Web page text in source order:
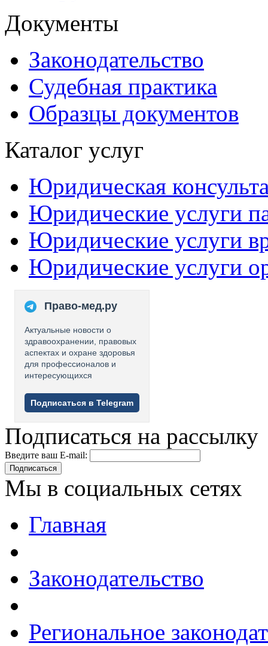
Документы
Законодательство
Судебная практика
Образцы документов
Каталог услуг
Юридическая
Юридические услуги
Юридические услуги
Юридические услуги
Право-мед.ру
Актуальные новости о
здравоохранении, правовых
аспектах и охране здоровья
для профессионалов и
интересующихся
Подписаться в Telegram
Подписаться на рассылку
Введите ваш E-mail:
Подписаться
Мы в социальных сетях
Главная
Законодательство
Региональное